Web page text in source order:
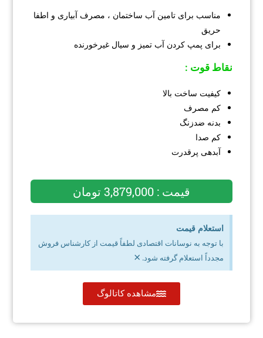
مناسب برای تامین آب ساختمان ، مصرف آبیاری و اطفا
حریق
برای پمپ کردن آب تمیز و سیال غیرخورنده
نقاط قوت :
کیفیت ساخت بالا
کم مصرف
بدنه ضدزنگ
کم صدا
آبدهی پرقدرت
قیمت : 3,879,000 تومان
استعلام قیمت
با توجه به نوسانات اقتصادی لطفاً قیمت از کارشناس فروش
مجدداً استعلام گرفته شود. ×
مشاهده کاتالوگ